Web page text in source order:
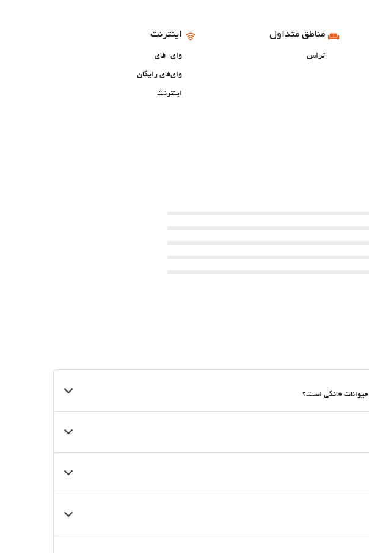
مناطق متداول
تراس
اینترنت
وای-فای
وای‌فای رایگان
اینترنت